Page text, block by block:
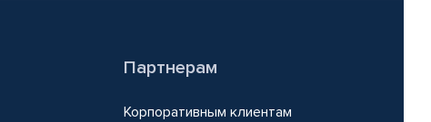
Партнерам
Корпоративным клиентам